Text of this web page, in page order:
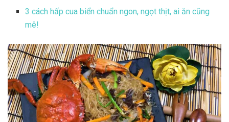
3 cách hấp cua biển chuẩn ngon, ngọt thịt, ai ăn cũng
mê!